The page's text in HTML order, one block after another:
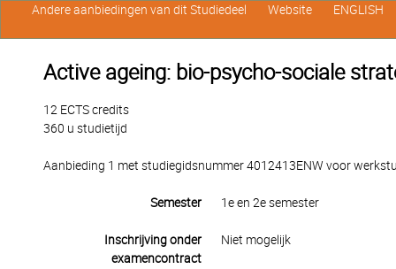
Active ageing: bio-psycho-sociale
12 ECTS credits
360 u studietijd
Aanbieding 1 met studiegidsnummer 4012413ENW voor
Semester 1e en 2e semester
Inschrijving onder
examencontract
Niet mogelijk
Andere aanbiedingen van dit Studiedeel Website ENGLISH